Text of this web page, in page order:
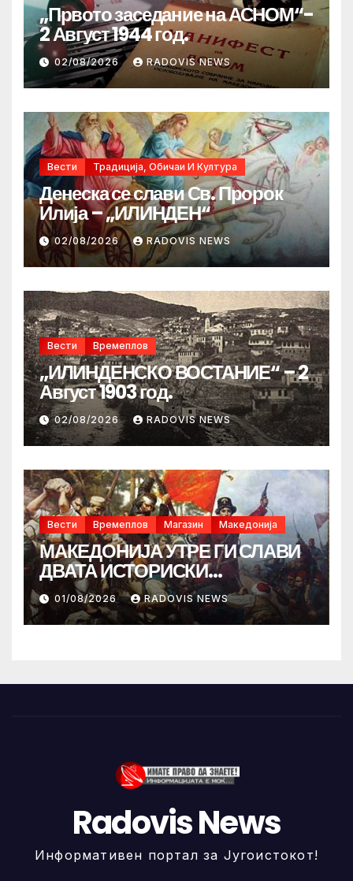
„Првото заседание на АСНОМ“-
2 Август 1944 год.
02/08/2026 RADOVIS NEWS
Вести Традиција, Обичаи И Култура
Денеска се слави Св. Пророк
Илија – „ИЛИНДЕН“
02/08/2026 RADOVIS NEWS
Вести Времеплов
„ИЛИНДЕНСКО ВОСТАНИЕ“ – 2
Август 1903 год.
02/08/2026 RADOVIS NEWS
Вести Времеплов Магазин Македонија
МАКЕДОНИЈА УТРЕ ГИ СЛАВИ
ДВАТА ИСТОРИСКИ
ИЛИНДЕНА!
01/08/2026 RADOVIS NEWS
Radovis News
Информативен портал за Југоистокот!